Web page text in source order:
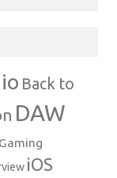
Back to
DAW
Gaming
iOS